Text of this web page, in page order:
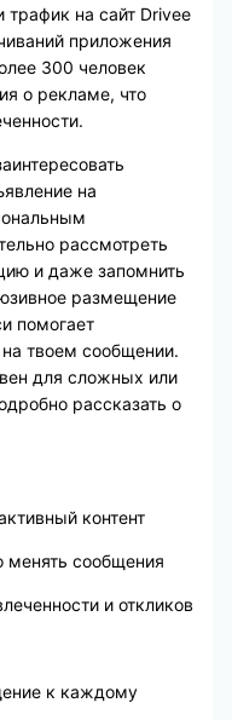
на сайт Drivee
приложения
300 человек
о рекламе, что
на
рассмотреть
и даже запомнить
размещение
помогает
твоем сообщении.
для сложных или
рассказать о
контент
сообщения
и откликов
к каждому